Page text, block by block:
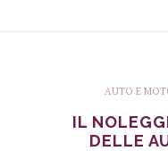
AUTO E
IL
DELLE